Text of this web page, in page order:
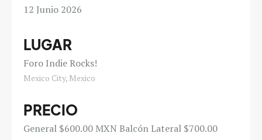
12 Junio 2026
LUGAR
Foro Indie Rocks!
Mexico City, Mexico
PRECIO
General $600.00 MXN Balcón Lateral $700.00